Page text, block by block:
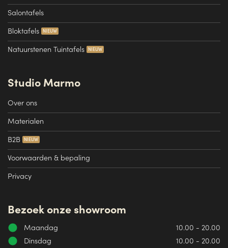
Salontafels
Bloktafels
Natuurstenen Tuintafels
Studio Marmo
Over ons
Materialen
B2B
Voorwaarden & bepaling
Privacy
Bezoek onze showroom
Maandag
10.00 - 20.00
Dinsdag
10.00 - 20.00